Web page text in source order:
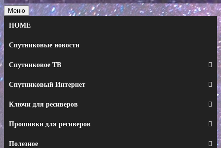
Меню
HOME
Спутниковые новости
Спутниковое ТВ
Спутниковый Интернет
Ключи для ресиверов
Прошивки для ресиверов
Полезное